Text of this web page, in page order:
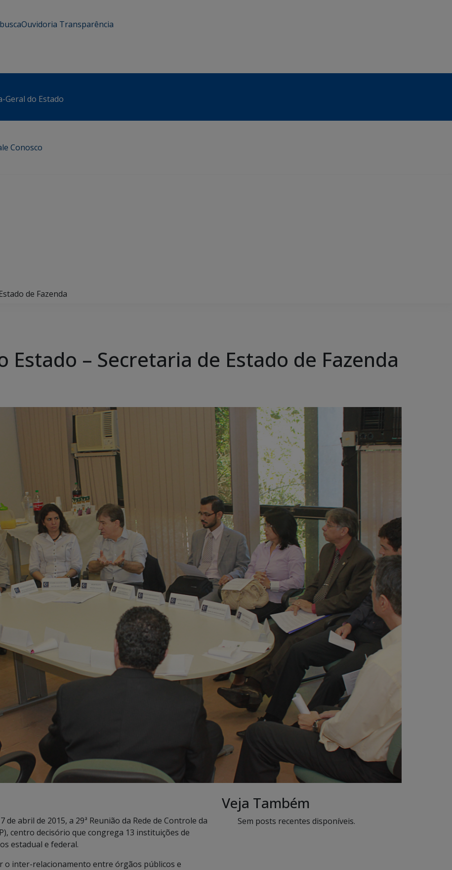
Ouvidoria Transparência
Geral do Estado
Conosco
de Fazenda
– Secretaria de Estado de Fazenda
abril de 2015, a 29ª Reunião da Rede de Controle da
centro decisório que congrega 13 instituições de
estadual e federal.
o inter-relacionamento entre órgãos públicos e
Veja Também
Sem posts recentes disponíveis.